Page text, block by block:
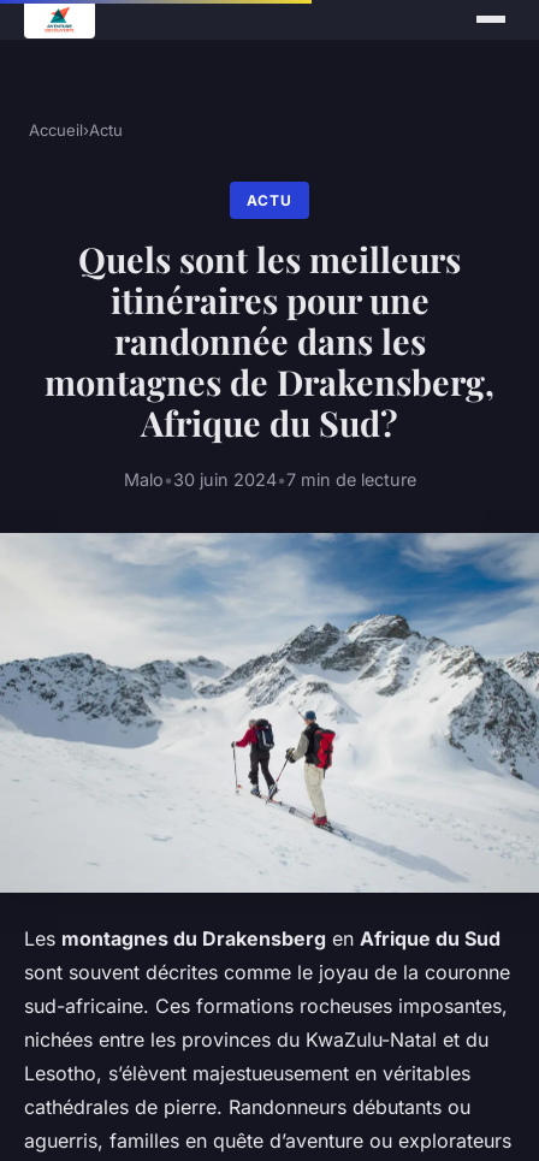
Accueil›Actu
ACTU
Quels sont les meilleurs
itinéraires pour une
randonnée dans les
montagnes de Drakensberg,
Afrique du Sud?
Malo•30 juin 2024•7 min de lecture
Les montagnes du Drakensberg en Afrique du Sud
sont souvent décrites comme le joyau de la couronne
sud-africaine. Ces formations rocheuses imposantes,
nichées entre les provinces du KwaZulu-Natal et du
Lesotho, s’élèvent majestueusement en véritables
cathédrales de pierre. Randonneurs débutants ou
aguerris, familles en quête d’aventure ou explorateurs